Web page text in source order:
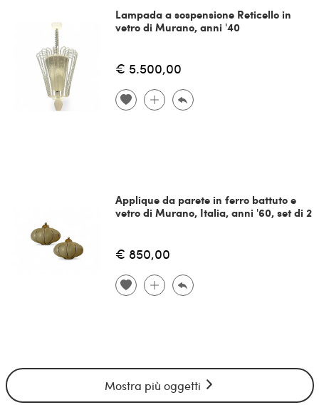
Lampada a sospensione Reticello in
vetro di Murano, anni '40
€ 5.500,00
Applique da parete in ferro battuto e
vetro di Murano, Italia, anni '60, set di 2
€ 850,00
Mostra più oggetti